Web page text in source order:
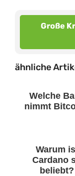
Große
ähnliche
Welche
nimmt
Warum
Cardano
beliebt?